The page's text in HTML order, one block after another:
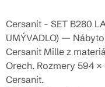
je
0,0
z
5
hviezdičiek.
Cersanit - SET B280
UMÝVADLO) —
Cersanit Mille z
Orech. Rozmery 594
Cersanit.